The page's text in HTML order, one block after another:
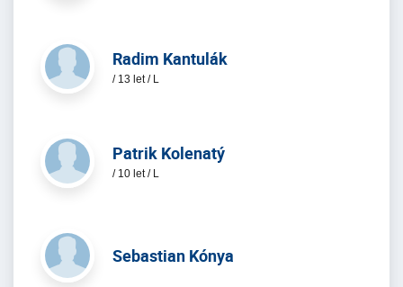
Radim Kantulák
/ 13 let / L
Patrik Kolenatý
/ 10 let / L
Sebastian Kónya